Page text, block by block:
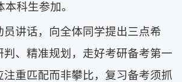
科生参加。
员讲话，向全体同学提出三点希
判、精准规划，走好考研备考第一
注重匹配而非攀比，复习备考须抓